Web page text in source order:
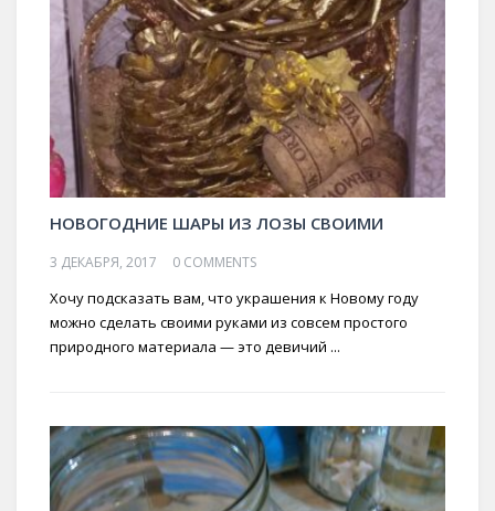
НОВОГОДНИЕ ШАРЫ ИЗ ЛОЗЫ СВОИМИ
3 ДЕКАБРЯ, 2017 0 COMMENTS
Хочу подсказать вам, что украшения к Новому году
можно сделать своими руками из совсем простого
природного материала — это девичий ...